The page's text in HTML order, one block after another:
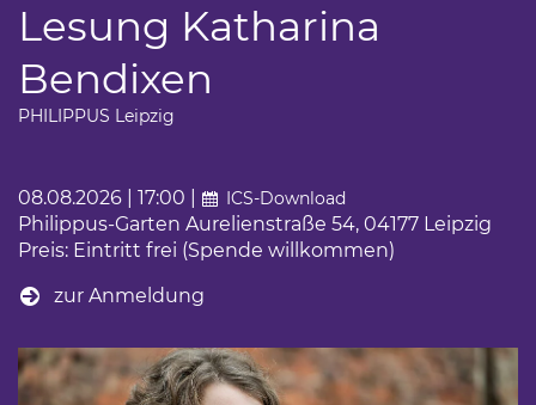
Lesung Katharina
Bendixen
PHILIPPUS Leipzig
08.08.2026 | 17:00 | ICS-Download
Philippus-Garten Aurelienstraße 54, 04177 Leipzig
Preis: Eintritt frei (Spende willkommen)
zur Anmeldung